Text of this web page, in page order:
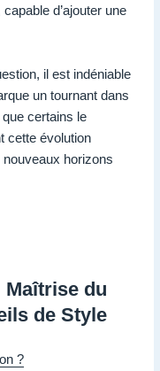
d’ajouter une
il est indéniable
un tournant dans
certains le
cette évolution
nouveaux horizons
Maîtrise du
de Style
?